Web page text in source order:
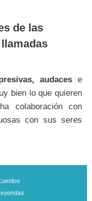
de las
audaces e
bien lo que quieren
colaboración con
con sus seres